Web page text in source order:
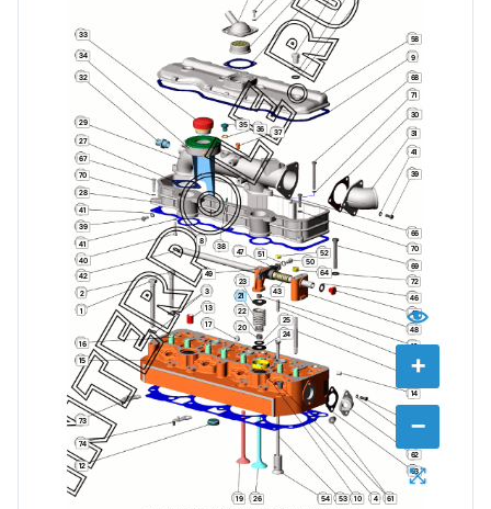
+
−
1
2 3
4
8
9
10
12
13
14
15
16
17
18
19
20
21
22
23
24
25
26
27
28
29
30
31
32
33
34
35 36 37
38
39
39
40
41
41
41
42
43
44
45
46
47
48
49
50
51 52
53
54
58
61
62
63
64
65
66
67
68
69
70
70
71
72
73
74